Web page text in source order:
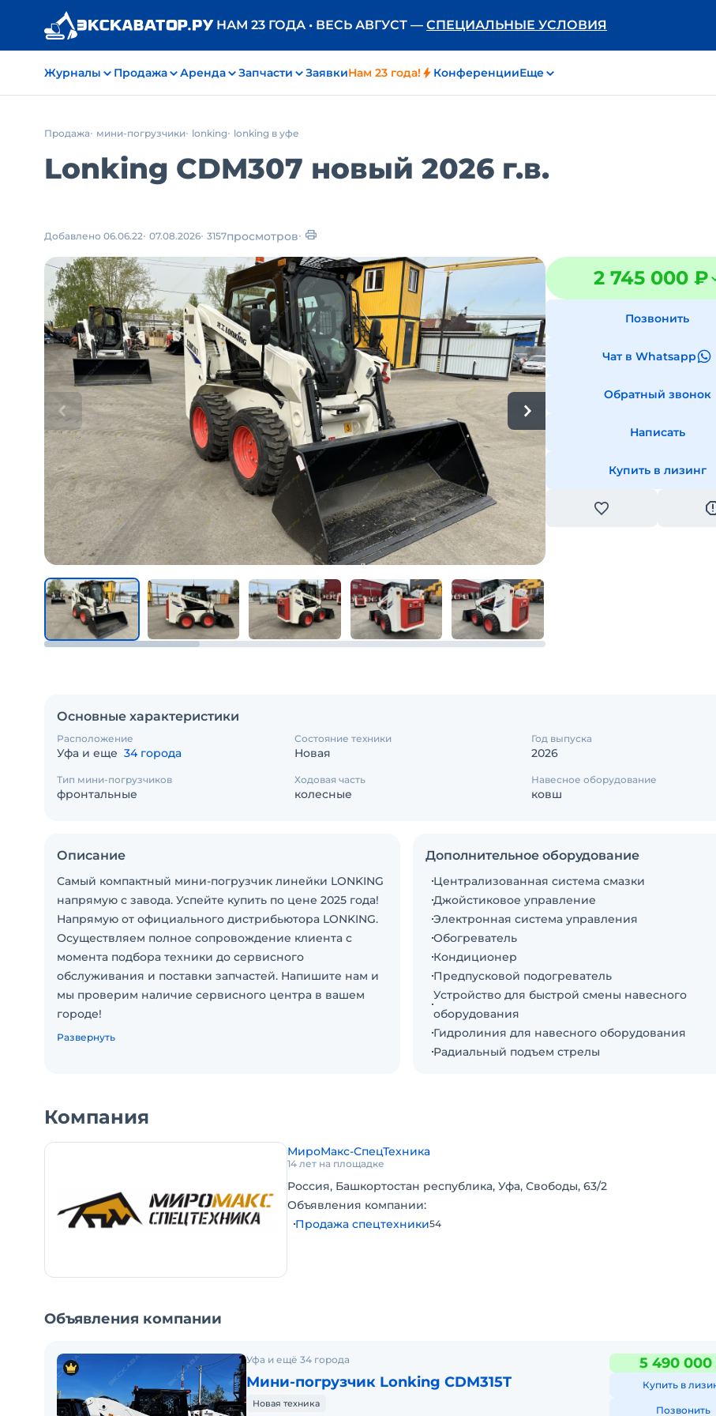
НАМ 23 ГОДА • ВЕСЬ АВГУСТ — СПЕЦИАЛЬНЫЕ УСЛОВИЯ
Журналы Продажа Аренда Запчасти ЗаявкиНам 23 года! КонференцииЕще
Продажа мини-погрузчики lonking lonking в уфе
Lonking CDM307 новый 2026 г.в.
Добавлено 06.06.22 07.08.2026 3157просмотров
2 745 000 ₽
Позвонить
Чат в Whatsapp
Обратный звонок
Написать
Купить в лизинг
Основные характеристики
Расположение
Уфа и еще 34 города
Состояние техники
Новая
Год выпуска
2026
Тип мини-погрузчиков
фронтальные
Ходовая часть
колесные
Навесное оборудование
ковш
Описание
Самый компактный мини-погрузчик линейки LONKING
напрямую с завода. Успейте купить по цене 2025 года!
Напрямую от официального дистрибьютора LONKING.
Осуществляем полное сопровождение клиента с
момента подбора техники до сервисного
обслуживания и поставки запчастей. Напишите нам и
мы проверим наличие сервисного центра в вашем
городе!
Цельнолитые колеса (защита от прокола)
Управление джойстиками
Оригинал ПСМ.
В наличии
Работает в любую погоду (от +50 до -50 С)
Все запчасти и навесное оборудование - всегда в
Управление джойстиками
Ульяновск, Забайкалье.
Эксплуатационная масса 1640 кг
Номинальная грузоподъемность 344кг
Вместимость ковша 0.15м3
Опрокидывающая нагрузка 720кг
Развернуть
Дополнительное оборудование
Централизованная система смазки
Джойстиковое управление
Электронная система управления
Обогреватель
Кондиционер
Предпусковой подогреватель
Устройство для быстрой смены навесного
оборудования
Гидролиния для навесного оборудования
Радиальный подъем стрелы
Компания
МироМакс-СпецТехника
14 лет на площадке
Россия, Башкортостан республика, Уфа, Свободы, 63/2
Объявления компании:
Продажа спецтехники54
Объявления компании
Уфа и ещё 34 города
Мини-погрузчик Lonking CDM315T
Новая техника
5 490 000
Купить в
Позвонить